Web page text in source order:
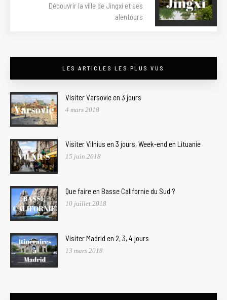
Découvrir la ville de Jingxi et ses
alentours
LES ARTICLES LES PLUS VUS
Visiter Varsovie en 3 jours
4 mars 2018
Visiter Vilnius en 3 jours, Week-end en Lituanie
15 juin 2018
Que faire en Basse Californie du Sud ?
10 juillet 2018
Visiter Madrid en 2, 3, 4 jours
13 mars 2018